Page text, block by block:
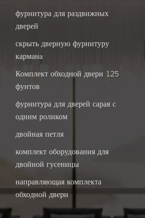
фурнитура для раздвижных
дверей
скрыть дверную фурнитуру
кармана
Комплект обходной двери 125
фунтов
фурнитура для дверей сарая с
одним роликом
двойная петля
комплект оборудования для
двойной гусеницы
направляющая комплекта
обходной двери